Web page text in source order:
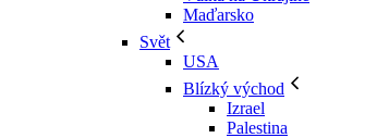
Maďarsko
Svět
USA
Blízký východ
Izrael
Palestina